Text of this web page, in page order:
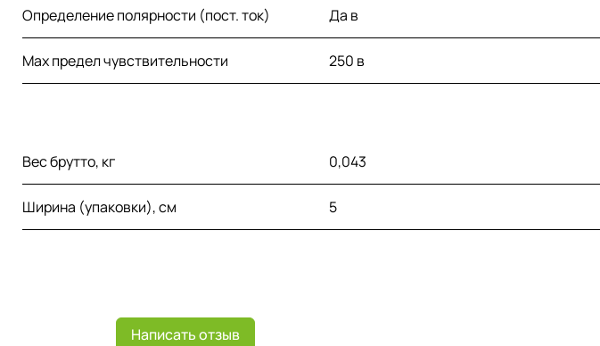
Определение полярности (пост. ток) Да в
Max предел чувствительности 250 в
Вес брутто, кг 0,043
Ширина (упаковки), см 5
Написать отзыв